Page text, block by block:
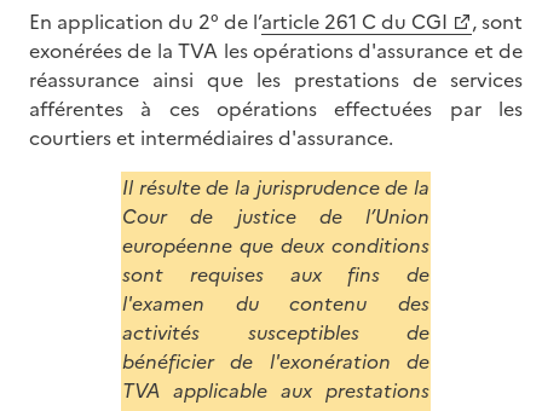
En application du 2° de l’article 261 C du CGI
, sont
exonérées de la TVA les opérations d'assurance et de
réassurance ainsi que les prestations de services
afférentes à ces opérations effectuées par les
courtiers et intermédiaires d'assurance.
Il résulte de la jurisprudence de la
Cour de justice de l’Union
européenne que deux conditions
sont requises aux fins de
l'examen du contenu des
activités susceptibles de
bénéficier de l'exonération de
TVA applicable aux prestations